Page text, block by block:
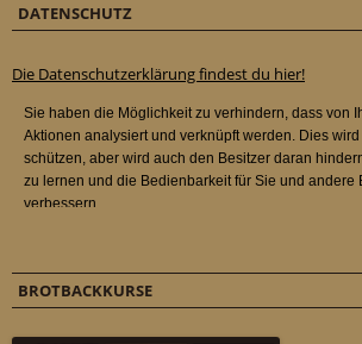
DATENSCHUTZ
Die Datenschutzerklärung findest du hier!
BROTBACKKURSE